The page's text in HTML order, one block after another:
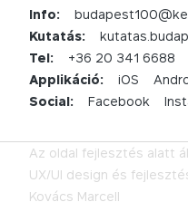
Info:
Kutatás:
Tel:
+36 20 341 6688
Applikáció:
iOS
Social:
Facebook
Az oldal fejlesztés alatt
UX/UI design és
Kovács Marcell